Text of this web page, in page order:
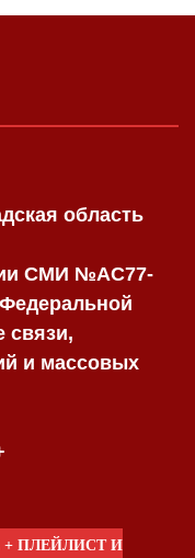
область
СМИ №AC77-
связи,
и массовых
ПЛЕЙЛИСТ И